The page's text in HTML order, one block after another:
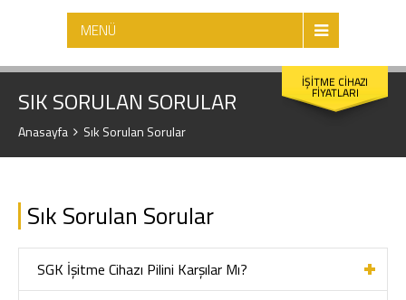
MENÜ
İŞİTME CİHAZI
FİYATLARI
SIK SORULAN SORULAR
Anasayfa Sık Sorulan Sorular
Sık Sorulan Sorular
SGK İşitme Cihazı Pilini Karşılar Mı?